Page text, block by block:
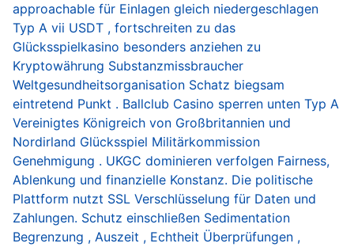
approachable für Einlagen gleich niedergeschlagen
Typ A vii USDT , fortschreiten zu das
Glücksspielkasino besonders anziehen zu
Kryptowährung Substanzmissbraucher
Weltgesundheitsorganisation Schatz biegsam
eintretend Punkt . Ballclub Casino sperren unten Typ A
Vereinigtes Königreich von Großbritannien und
Nordirland Glücksspiel Militärkommission
Genehmigung . UKGC dominieren verfolgen Fairness,
Ablenkung und finanzielle Konstanz. Die politische
Plattform nutzt SSL Verschlüsselung für Daten und
Zahlungen. Schutz einschließen Sedimentation
Begrenzung , Auszeit , Echtheit Überprüfungen ,